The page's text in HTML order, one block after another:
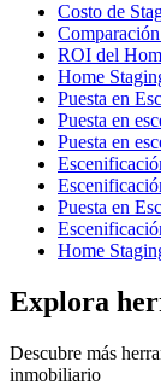
Costo de
ROI del
Home
Puesta en
Puesta en
Puesta en
Puesta en
Home
Explora
Descubre más
inmobiliario